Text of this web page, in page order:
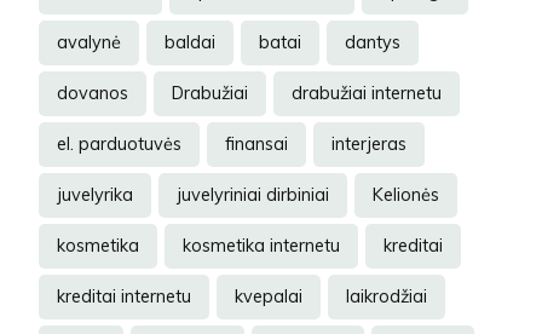
avalynė baldai batai dantys
dovanos Drabužiai drabužiai internetu
el. parduotuvės finansai interjeras
juvelyrika juvelyriniai dirbiniai Kelionės
kosmetika kosmetika internetu kreditai
kreditai internetu kvepalai laikrodžiai